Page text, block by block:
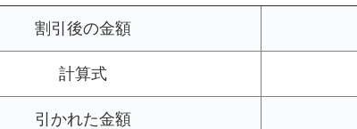
割引後の金額
計算式
引かれた金額